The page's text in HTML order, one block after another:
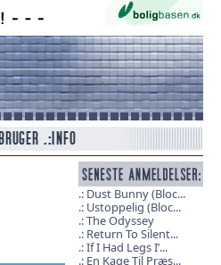
Dust Bunny (Bloc...
Ustoppelig (Bloc...
The Odyssey
Return To Silent...
If I Had Legs I’...
En Kage Til Præs...